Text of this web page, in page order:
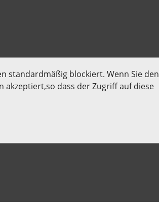
standardmäßig blockiert. Wenn Sie den
akzeptiert,so dass der Zugriff auf diese